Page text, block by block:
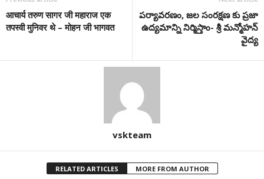
आचार्य तरुण सागर जी महाराज एक
तपस्वी मुनिवर थे – मोहन जी भागवत
పర్యావరణం, జల సంరక్షణ కు ప్రజా
ఉద్యమాన్ని నిర్మిస్తాం- శ్రీ మన్మోహన్
వైద్య
vskteam
RELATED ARTICLES MORE FROM AUTHOR